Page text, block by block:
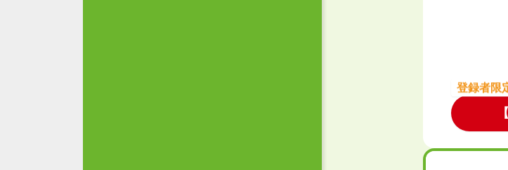
登録者限